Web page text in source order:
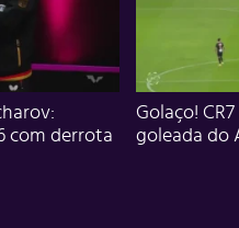
com derrota
Golaço!
goleada do